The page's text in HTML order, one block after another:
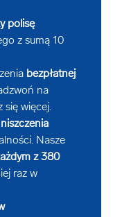
polisę
z sumą 10
bezpłatnej
na
się więcej.
Nasze
z 380
raz w